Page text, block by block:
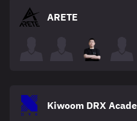
ARETE
Kiwoom DRX